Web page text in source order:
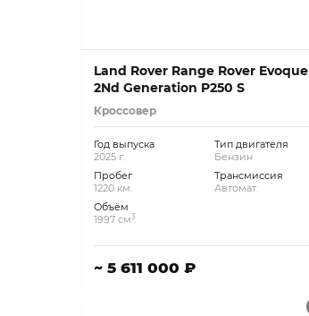
Land Rover Range Rover Evoque
2Nd Generation P250 S
Кроссовер
Год выпуска
2025 г.
Пробег
1220 км.
Объём
1997 см3
Тип двигателя
Бензин
Трансмиссия
Автомат
~ 5 611 000 ₽